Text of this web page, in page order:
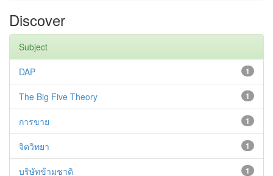
Discover
Subject
1
DAP
1
The Big Five Theory
1
การขาย
1
จิตวิทยา
1
บริษัทข้ามชาติ